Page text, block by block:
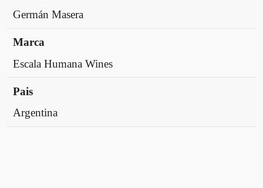
Germán Masera
Marca
Escala Humana Wines
Pais
Argentina